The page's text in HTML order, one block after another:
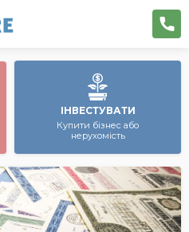
ІНВЕСТУВАТИ
Купити бізнес або
нерухомість